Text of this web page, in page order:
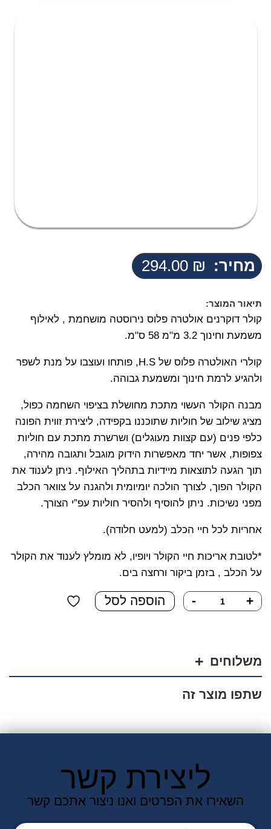
מחיר: 294.00 ₪
תיאור המוצר:
קולר דוקרנים אולטרה פלוס נירוסטה מושחמת , לאילוף
משמעת וחינוך 3.2 מ"מ 58 ס"מ.
קולרי האולטרה פלוס של H.S, פותחו ועוצבו על מנת לשפר
ולהגיע לרמת חינוך ומשמעת גבוהה.
מבנה הקולר העשוי מתכת מחושלת בציפוי השחמה כפול,
מציג שילוב של חוליות שתוכננו בקפידה, ליצירת זווית הפונה
כלפי פנים (עם קצוות מעוגלים) ושרשרת מתכת עם חוליות
צפופות, אשר יחד מאפשרות הידוק מוגבל ותגובה מהירה,
תוך הגעה לתוצאות מיידיות בתהליך האילוף. ניתן לענוד את
הקולר הפוך, לצורך הולכה יומיומית ולהגנה על צוואר הכלב
מפני נשיכות. ניתן להוסיף ולהסיר חוליות עפ”י הצורך.
אחריות לכל חיי הכלב (למעט חלודה).
*לטובת אריכות חיי הקולר ויופיו, לא מומלץ לענוד את הקולר
על הכלב , בזמן ביקור ורחצה בים.
+
כמות
של
פלוס
נירוסטה
3.2
ס"מ
- הוספה לסל
משלוחים
שתפו מוצר זה
ליצירת קשר
השאירו את הפרטים ואנו ניצור אתכם קשר